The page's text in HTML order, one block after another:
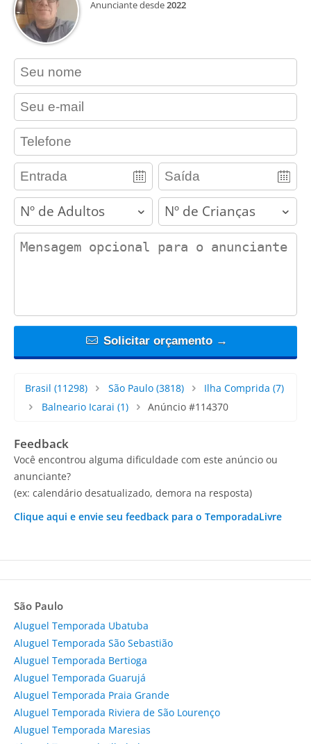
Anunciante desde2022
contact_name
contact_email
contact_phone
adults children
contact_message
Solicitar orçamento →
Brasil (11298) São Paulo(3818) Ilha Comprida (7)
Balneario Icarai (1) Anúncio #114370
Feedback
Você encontrou alguma dificuldade com este anúncio ou
anunciante?
(ex: calendário desatualizado, demora na resposta)
Clique aqui e envie seu feedback para o TemporadaLivre
São Paulo
Aluguel Temporada Ubatuba
Aluguel Temporada São Sebastião
Aluguel Temporada Bertioga
Aluguel Temporada Guarujá
Aluguel Temporada Praia Grande
Aluguel Temporada Riviera de São Lourenço
Aluguel Temporada Maresias